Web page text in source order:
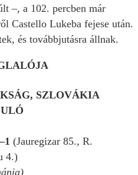
–, a 102. percben már
Castello Lukeba fejese után.
és továbbjutásra állnak.
SZLOVÁKIA
(Jauregizar 85., R.
4.)